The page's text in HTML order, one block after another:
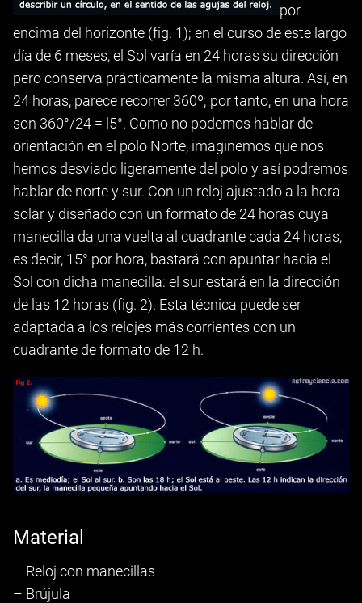
por
encima del horizonte (fig. 1); en el curso de este largo
día de 6 meses, el Sol varía en 24 horas su dirección
pero conserva prácticamente la misma altura. Así, en
24 horas, parece recorrer 360º; por tanto, en una hora
son 360°/24 = l5°. Como no podemos hablar de
orientación en el polo Norte, imaginemos que nos
hemos desviado ligeramente del polo y así podremos
hablar de norte y sur. Con un reloj ajustado a la hora
solar y diseñado con un formato de 24 horas cuya
manecilla da una vuelta al cuadrante cada 24 horas,
es decir, 15° por hora, bastará con apuntar hacia el
Sol con dicha manecilla: el sur estará en la dirección
de las 12 horas (fig. 2). Esta técnica puede ser
adaptada a los relojes más corrientes con un
cuadrante de formato de 12 h.
Material
– Reloj con manecillas
– Brújula